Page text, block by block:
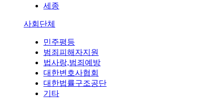
세종
사회단체
민주평등
범죄피해자지원
법사랑,범죄예방
대한변호사협회
대한법률구조공단
기타